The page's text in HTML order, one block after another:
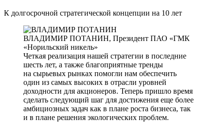
К долгосрочной стратегической концепции на 10 лет
ВЛАДИМИР ПОТАНИН, Президент ПАО «ГМК
«Норильский никель»
Четкая реализация нашей стратегии в последние
шесть лет, а также благоприятные тренды
на сырьевых рынках помогли нам обеспечить
один из самых высоких в отрасли уровней
доходности для акционеров. Теперь пришло время
сделать следующий шаг для достижения еще более
амбициозных задач как в плане роста бизнеса, так
и в плане решения экологических проблем.